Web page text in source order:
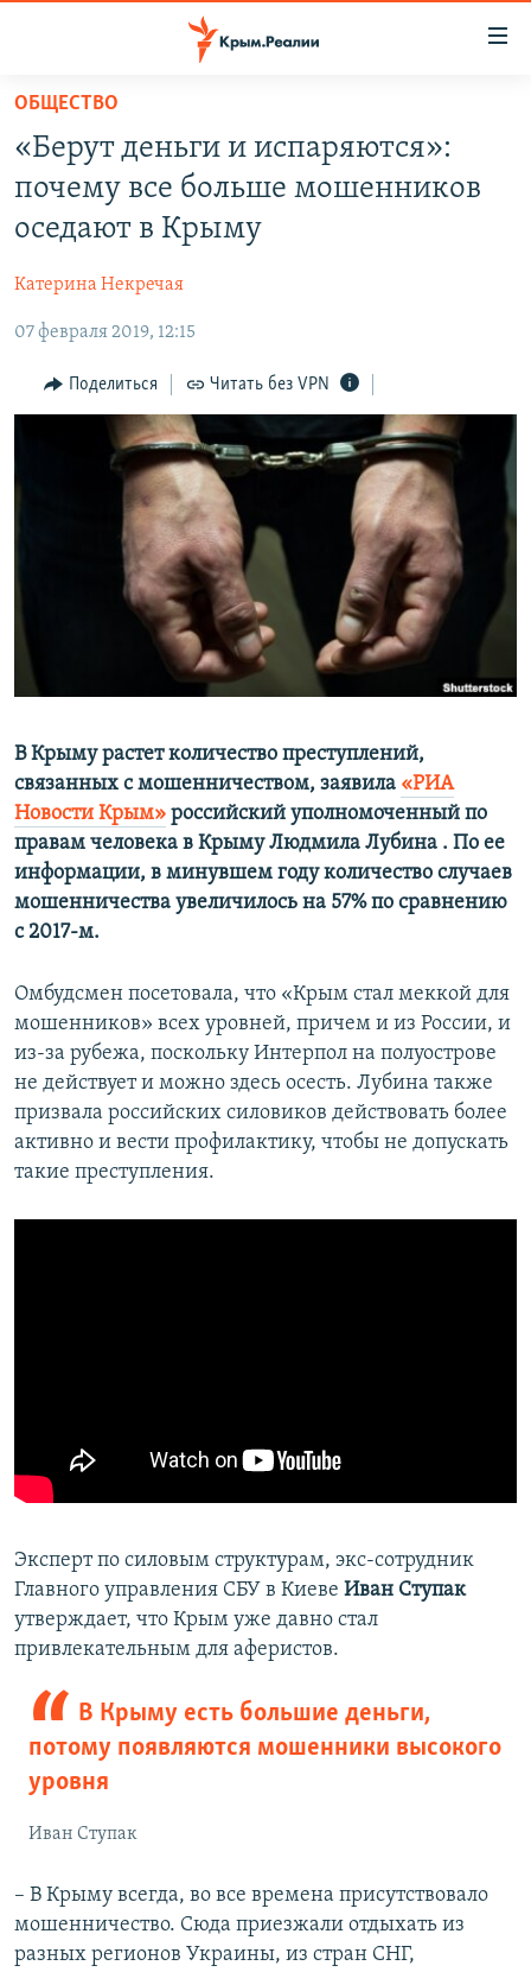
Вернуться
основному
содержанию
главной
навигации
Вернутся
поиску
СПЕЦПРОЕКТЫ
11 ЛЕТ ОККУПАЦИИ КРЫМА. 11 ИСТОРИЙ СОПРОТИВЛЕНИЯ
ЕЩЕ
ИНТЕРАКТИВ
ИНФОГРАФИКА
ТЕЛЕПРОЕКТ КРЫМ.РЕАЛИИ
СОВЕТЫ ПРАВОЗАЩИТНИКОВ
ПРОПАВШИЕ БЕЗ ВЕСТИ
ПОБЕДИТЕЛЕЙ НЕ СУДЯТ?
КРЫМ.НЕПОКОРЕННЫЙ
УКРАИНСКАЯ ПРОБЛЕМА КРЫМА
РАДІО СВОБОДА
КАК ОБОЙТИ БЛОКИРОВКУ
Українською
ПРИСОЕДИНЯЙТЕСЬ!
ОБЩЕСТВО
«Берут деньги и испаряются»:
почему все больше мошенников
оседают в Крыму
Катерина Некречая
07 февраля 2019, 12:15
Поделиться Читать без VPN
В Крыму растет количество преступлений,
связанных с мошенничеством, заявила «РИА
Новости Крым» российский уполномоченный по
правам человека в Крыму Людмила Лубина . По ее
информации, в минувшем году количество случаев
мошенничества увеличилось на 57% по сравнению
с 2017-м.
Омбудсмен посетовала, что «Крым стал меккой для
мошенников» всех уровней, причем и из России, и
из-за рубежа, поскольку Интерпол на полуострове
не действует и можно здесь осесть. Лубина также
призвала российских силовиков действовать более
активно и вести профилактику, чтобы не допускать
такие преступления.
Эксперт по силовым структурам, экс-сотрудник
Главного управления СБУ в Киеве Иван Ступак
утверждает, что Крым уже давно стал
привлекательным для аферистов.
В Крыму есть большие деньги,
потому появляются мошенники высокого
уровня
Иван Ступак
– В Крыму всегда, во все времена присутствовало
мошенничество. Сюда приезжали отдыхать из
разных регионов Украины, из стран СНГ,